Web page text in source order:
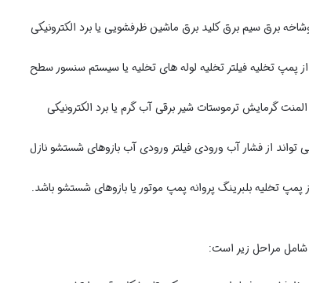
برق سیم برق کلید برق ماشین ظرفشویی یا برد الکترونیکی
پمپ تخلیه فیلتر تخلیه لوله های تخلیه یا سیستم سنسور سطح
گرمایش ترموستات شیر برقی آب گرم یا برد الکترونیکی
از فشار آب ورودی فیلتر ورودی آب بازوهای شستشو نازل
تخلیه بلبرینگ پروانه پمپ موتور یا بازوهای شستشو باشد.
مراحل زیر است: